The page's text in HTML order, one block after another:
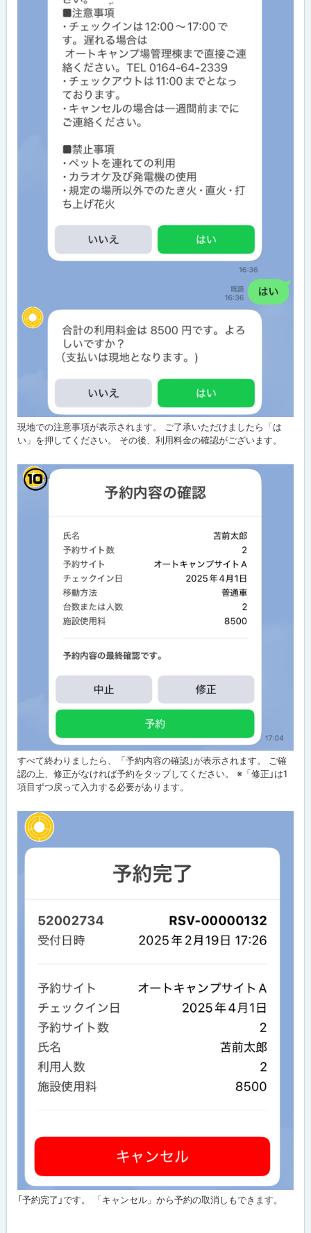
現地での注意事項が表示されます。 ご了承いただけましたら「は
い」を押してください。 その後、利用料金の確認がございます。
すべて終わりましたら、「予約内容の確認」が表示されます。 ご確
認の上、修正がなければ予約をタップしてください。 ※「修正」は1
項目ずつ戻って入力する必要があります。
「予約完了」です。 「キャンセル」から予約の取消しもできます。